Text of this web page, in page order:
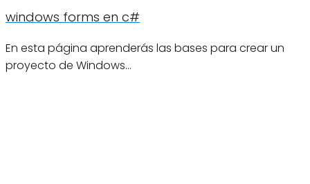
windows forms en c#
En esta página aprenderás las bases para crear un
proyecto de Windows…